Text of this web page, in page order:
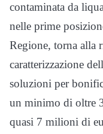
contaminata da
nelle prime
Regione, torna alla
caratterizzazione
soluzioni per
un minimo di oltre
quasi 7 milioni di